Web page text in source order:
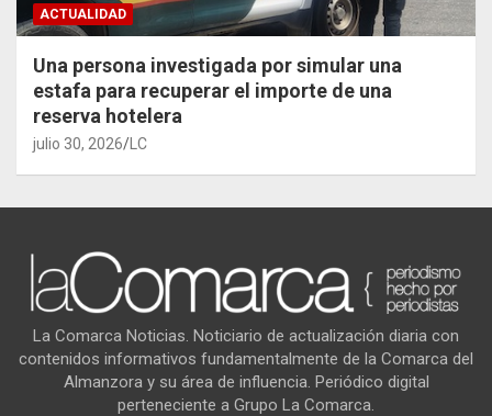
ACTUALIDAD
Una persona investigada por simular una
estafa para recuperar el importe de una
reserva hotelera
julio 30, 2026 LC
La Comarca Noticias. Noticiario de actualización diaria con
contenidos informativos fundamentalmente de la Comarca del
Almanzora y su área de influencia. Periódico digital
perteneciente a Grupo La Comarca.